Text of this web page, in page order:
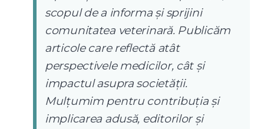
scopul de a informa și sprijini
comunitatea veterinară. Publicăm
articole care reflectă atât
perspectivele medicilor, cât și
impactul asupra societății.
Mulțumim pentru contribuția și
implicarea adusă, editorilor și